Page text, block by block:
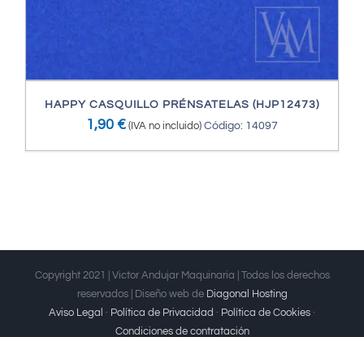
HAPPY CASQUILLO PRÉNSATELAS (HJP12473)
1,90 € (IVA no incluido) Código: 14097
Copyright 2021 | Victor Andujar Maquinaria | Todos los derechos
reservados | Diseño web de Diagonal Hosting
Aviso Legal · Política de Privacidad · Política de Cookies ·
Condiciones de contratación